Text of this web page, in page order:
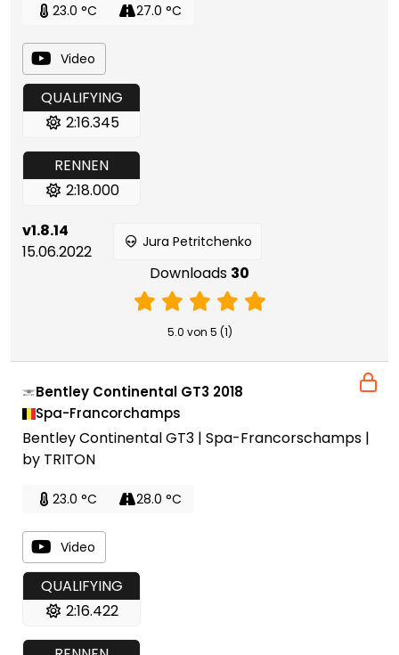
23.0 °C 27.0 °C
Video
QUALIFYING
2:16.345
RENNEN
2:18.000
v1.8.14
15.06.2022
Jura Petritchenko
Downloads 30
5.0 von 5 (1)
Bentley Continental GT3 2018
Spa-Francorchamps
Bentley Continental GT3 | Spa-Francorschamps |
by TRITON
23.0 °C 28.0 °C
Video
QUALIFYING
2:16.422